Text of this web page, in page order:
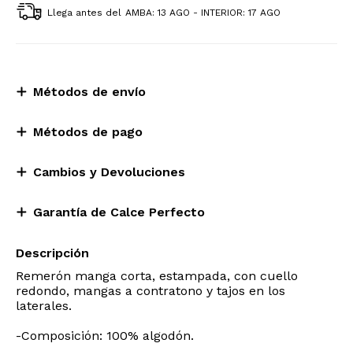
Llega antes del AMBA: 13 AGO - INTERIOR: 17 AGO
Métodos de envío
Métodos de pago
Cambios y Devoluciones
Garantía de Calce Perfecto
Descripción
Remerón manga corta, estampada, con cuello
redondo, mangas a contratono y tajos en los
laterales.
-Composición: 100% algodón.